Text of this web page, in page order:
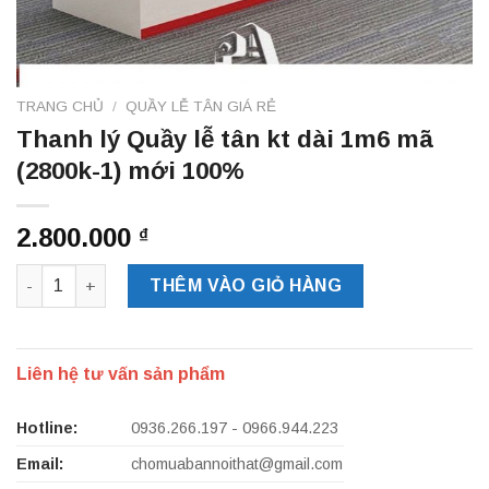
TRANG CHỦ / QUẦY LỄ TÂN GIÁ RẺ
Thanh lý Quầy lễ tân kt dài 1m6 mã
(2800k-1) mới 100%
2.800.000 ₫
Thanh lý Quầy lễ tân kt dài 1m6 mã (2800k-1) mới 100% số
THÊM VÀO GIỎ HÀNG
Liên hệ tư vấn sản phẩm
Hotline: 0936.266.197 - 0966.944.223
Email: chomuabannoithat@gmail.com